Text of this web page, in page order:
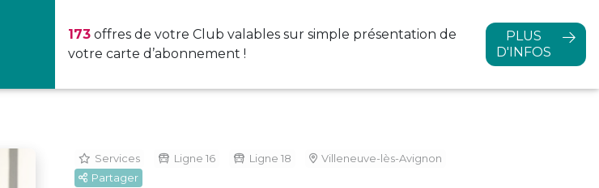
173 offres de votre Club valables sur simple présentation de
votre carte d’abonnement !
PLUS
D'INFOS
Services Ligne 16 Ligne 18
Villeneuve-lès-Avignon
Partager